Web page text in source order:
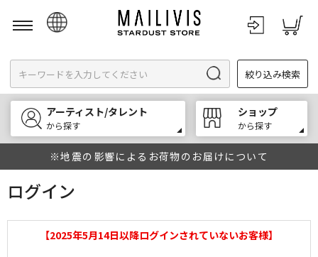
English
한국어
中文
絞り込み検索
アーティスト/タレント
から探す
ショップ
から探す
※地震の影響によるお荷物のお届けについて
ログイン
【2025年5月14日以降ログインされていないお客様】